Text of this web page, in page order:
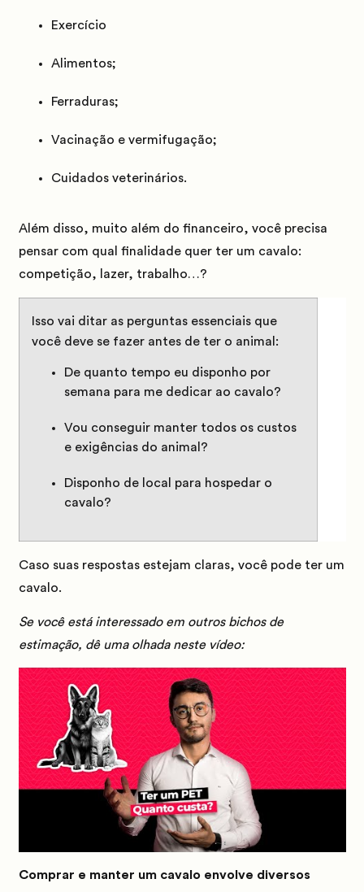
Exercício
Alimentos;
Ferraduras;
Vacinação e vermifugação;
Cuidados veterinários.
Além disso, muito além do financeiro, você precisa
pensar com qual finalidade quer ter um cavalo:
competição, lazer, trabalho…?
Isso vai ditar as perguntas essenciais que
você deve se fazer antes de ter o animal:
De quanto tempo eu disponho por
semana para me dedicar ao cavalo?
Vou conseguir manter todos os custos
e exigências do animal?
Disponho de local para hospedar o
cavalo?
Caso suas respostas estejam claras, você pode ter um
cavalo.
Se você está interessado em outros bichos de
estimação, dê uma olhada neste vídeo:
Comprar e manter um cavalo envolve diversos